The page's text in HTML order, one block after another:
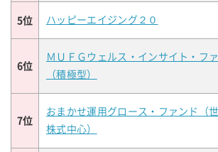
5位 ハッピーエイジング２０
6位
ＭＵＦＧウェルス・インサイト・フ
（積極型）
7位
おまかせ運用グロース・ファンド（
株式中心）